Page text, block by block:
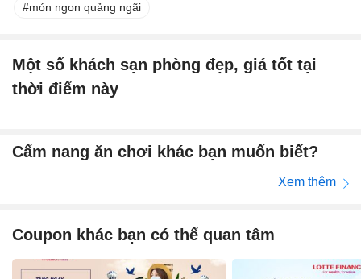
món ngon quảng ngãi
Một số khách sạn phòng đẹp, giá tốt tại
thời điểm này
Cẩm nang ăn chơi khác bạn muốn biết?
Xem thêm
Coupon khác bạn có thể quan tâm